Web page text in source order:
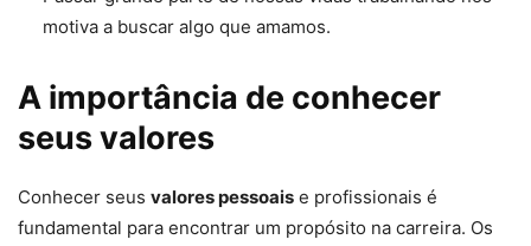
motiva a buscar algo que amamos.
A importância de conhecer
seus valores
Conhecer seus valores pessoais e profissionais é
fundamental para encontrar um propósito na carreira. Os